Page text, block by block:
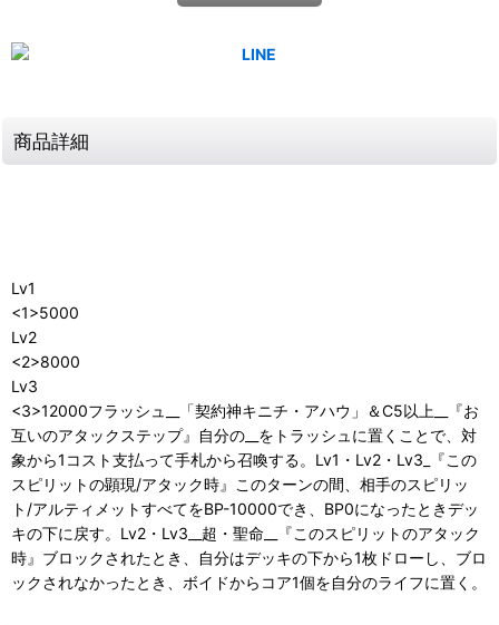
商品詳細
Lv1
<1>5000
Lv2
<2>8000
Lv3
<3>12000フラッシュ__「契約神キニチ・アハウ」＆C5以上__『お
互いのアタックステップ』自分の__をトラッシュに置くことで、対
象から1コスト支払って手札から召喚する。Lv1・Lv2・Lv3_『この
スピリットの顕現/アタック時』このターンの間、相手のスピリッ
ト/アルティメットすべてをBP-10000でき、BP0になったときデッ
キの下に戻す。Lv2・Lv3__超・聖命__『このスピリットのアタック
時』ブロックされたとき、自分はデッキの下から1枚ドローし、ブロ
ックされなかったとき、ボイドからコア1個を自分のライフに置く。